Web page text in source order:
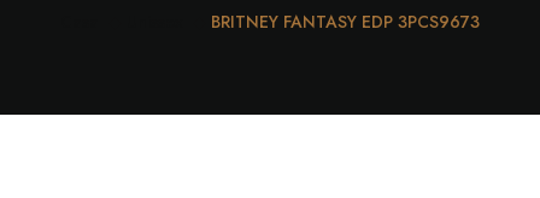
BRITNEY FANTASY EDP 3PCS9673